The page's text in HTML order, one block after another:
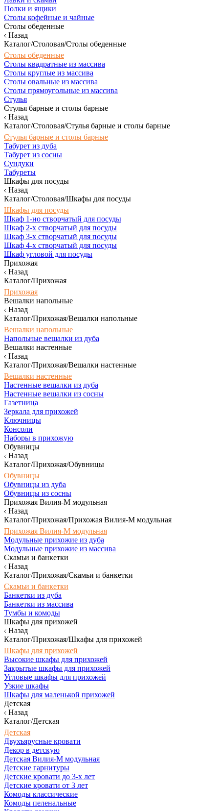
Полки и ящики
Столы кофейные и чайные
Столы обеденные
Назад
Каталог/Столовая/Столы обеденные
Столы обеденные
Столы квадратные из массива
Столы круглые из массива
Столы овальные из массива
Столы прямоугольные из массива
Стулья
Стулья барные и столы барные
Назад
Каталог/Столовая/Стулья барные и столы барные
Стулья барные и столы барные
Табурет из дуба
Табурет из сосны
Сундуки
Табуреты
Шкафы для посуды
Назад
Каталог/Столовая/Шкафы для посуды
Шкафы для посуды
Шкаф 1-но створчатый для посуды
Шкаф 2-х створчатый для посуды
Шкаф 3-х створчатый для посуды
Шкаф 4-х створчатый для посуды
Шкаф угловой для посуды
Прихожая
Назад
Каталог/Прихожая
Прихожая
Вешалки напольные
Назад
Каталог/Прихожая/Вешалки напольные
Вешалки напольные
Напольные вешалки из дуба
Вешалки настенные
Назад
Каталог/Прихожая/Вешалки настенные
Вешалки настенные
Настенные вешалки из дуба
Настенные вешалки из сосны
Газетница
Зеркала для прихожей
Ключницы
Консоли
Наборы в прихожую
Обувницы
Назад
Каталог/Прихожая/Обувницы
Обувницы
Обувницы из дуба
Обувницы из сосны
Прихожая Вилия-М модульная
Назад
Каталог/Прихожая/Прихожая Вилия-М модульная
Прихожая Вилия-М модульная
Модульные прихожие из дуба
Модульные прихожие из массива
Скамьи и банкетки
Назад
Каталог/Прихожая/Скамьи и банкетки
Скамьи и банкетки
Банкетки из дуба
Банкетки из массива
Тумбы и комоды
Шкафы для прихожей
Назад
Каталог/Прихожая/Шкафы для прихожей
Шкафы для прихожей
Высокие шкафы для прихожей
Закрытые шкафы для прихожей
Угловые шкафы для прихожей
Узкие шкафы
Шкафы для маленькой прихожей
Детская
Назад
Каталог/Детская
Детская
Двухъярусные кровати
Декор в детскую
Детская Вилия-М модульная
Детские гарнитуры
Детские кровати до 3-х лет
Детские кровати от 3 лет
Комоды классические
Комоды пеленальные